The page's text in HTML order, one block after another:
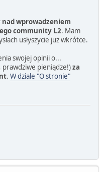
nad wprowadzeniem
community L2. Mam
usłyszycie już wkrótce.
swojej opinii o...
prawdziwe pieniądze!)za
. W dziale "O stronie"